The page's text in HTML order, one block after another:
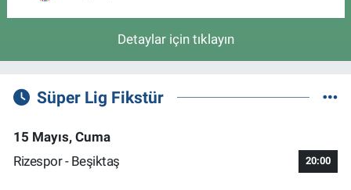
Detaylar için tıklayın
Süper Lig Fikstür
15 Mayıs, Cuma
Rizespor - Beşiktaş
20:00